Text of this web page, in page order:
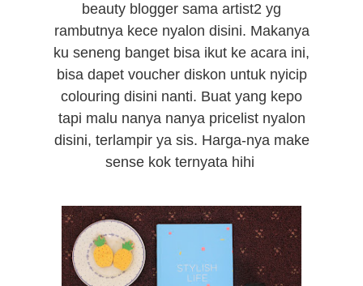
beauty blogger sama artist2 yg
rambutnya kece nyalon disini. Makanya
ku seneng banget bisa ikut ke acara ini,
bisa dapet voucher diskon untuk nyicip
colouring disini nanti. Buat yang kepo
tapi malu nanya nanya pricelist nyalon
disini, terlampir ya sis. Harga-nya make
sense kok ternyata hihi